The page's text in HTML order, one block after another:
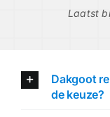
Laatst
Dakgoot
de keuze?